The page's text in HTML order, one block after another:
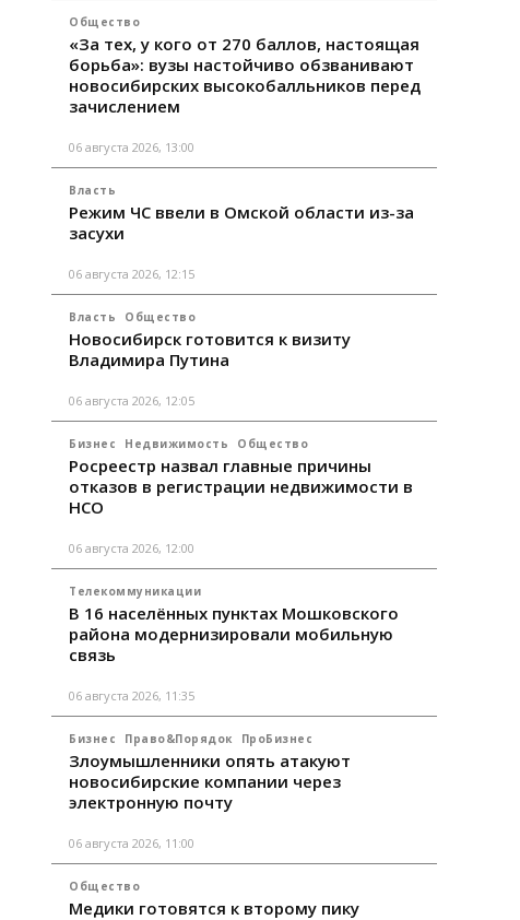
Общество
«За тех, у кого от 270 баллов, настоящая
борьба»: вузы настойчиво обзванивают
новосибирских высокобалльников перед
зачислением
06 августа 2026, 13:00
Власть
Режим ЧС ввели в Омской области из-за
засухи
06 августа 2026, 12:15
Власть Общество
Новосибирск готовится к визиту
Владимира Путина
06 августа 2026, 12:05
Бизнес Недвижимость Общество
Росреестр назвал главные причины
отказов в регистрации недвижимости в
НСО
06 августа 2026, 12:00
Телекоммуникации
В 16 населённых пунктах Мошковского
района модернизировали мобильную
связь
06 августа 2026, 11:35
Бизнес Право&Порядок ПроБизнес
Злоумышленники опять атакуют
новосибирские компании через
электронную почту
06 августа 2026, 11:00
Общество
Медики готовятся к второму пику